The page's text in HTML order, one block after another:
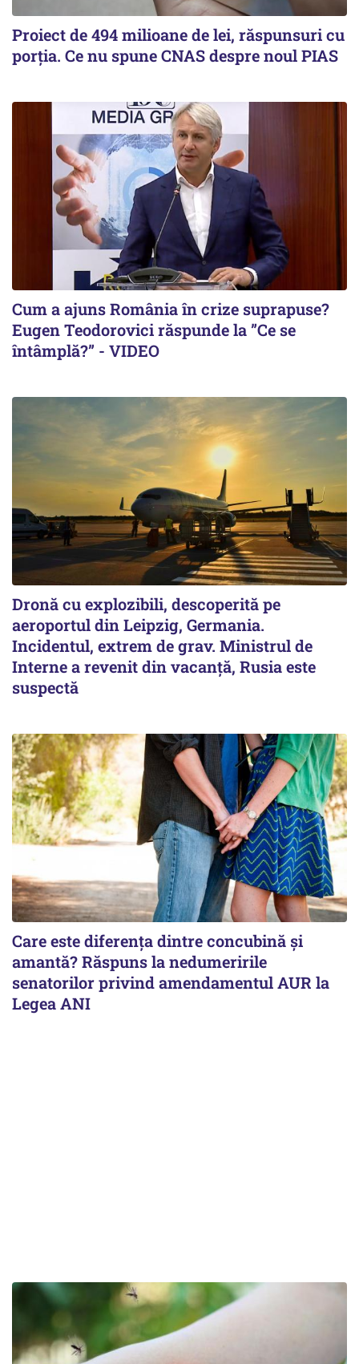
Proiect de 494 milioane de lei, răspunsuri cu
porția. Ce nu spune CNAS despre noul PIAS
Cum a ajuns România în crize suprapuse?
Eugen Teodorovici răspunde la ”Ce se
întâmplă?” - VIDEO
Dronă cu explozibili, descoperită pe
aeroportul din Leipzig, Germania.
Incidentul, extrem de grav. Ministrul de
Interne a revenit din vacanță, Rusia este
suspectă
Care este diferența dintre concubină și
amantă? Răspuns la nedumeririle
senatorilor privind amendamentul AUR la
Legea ANI